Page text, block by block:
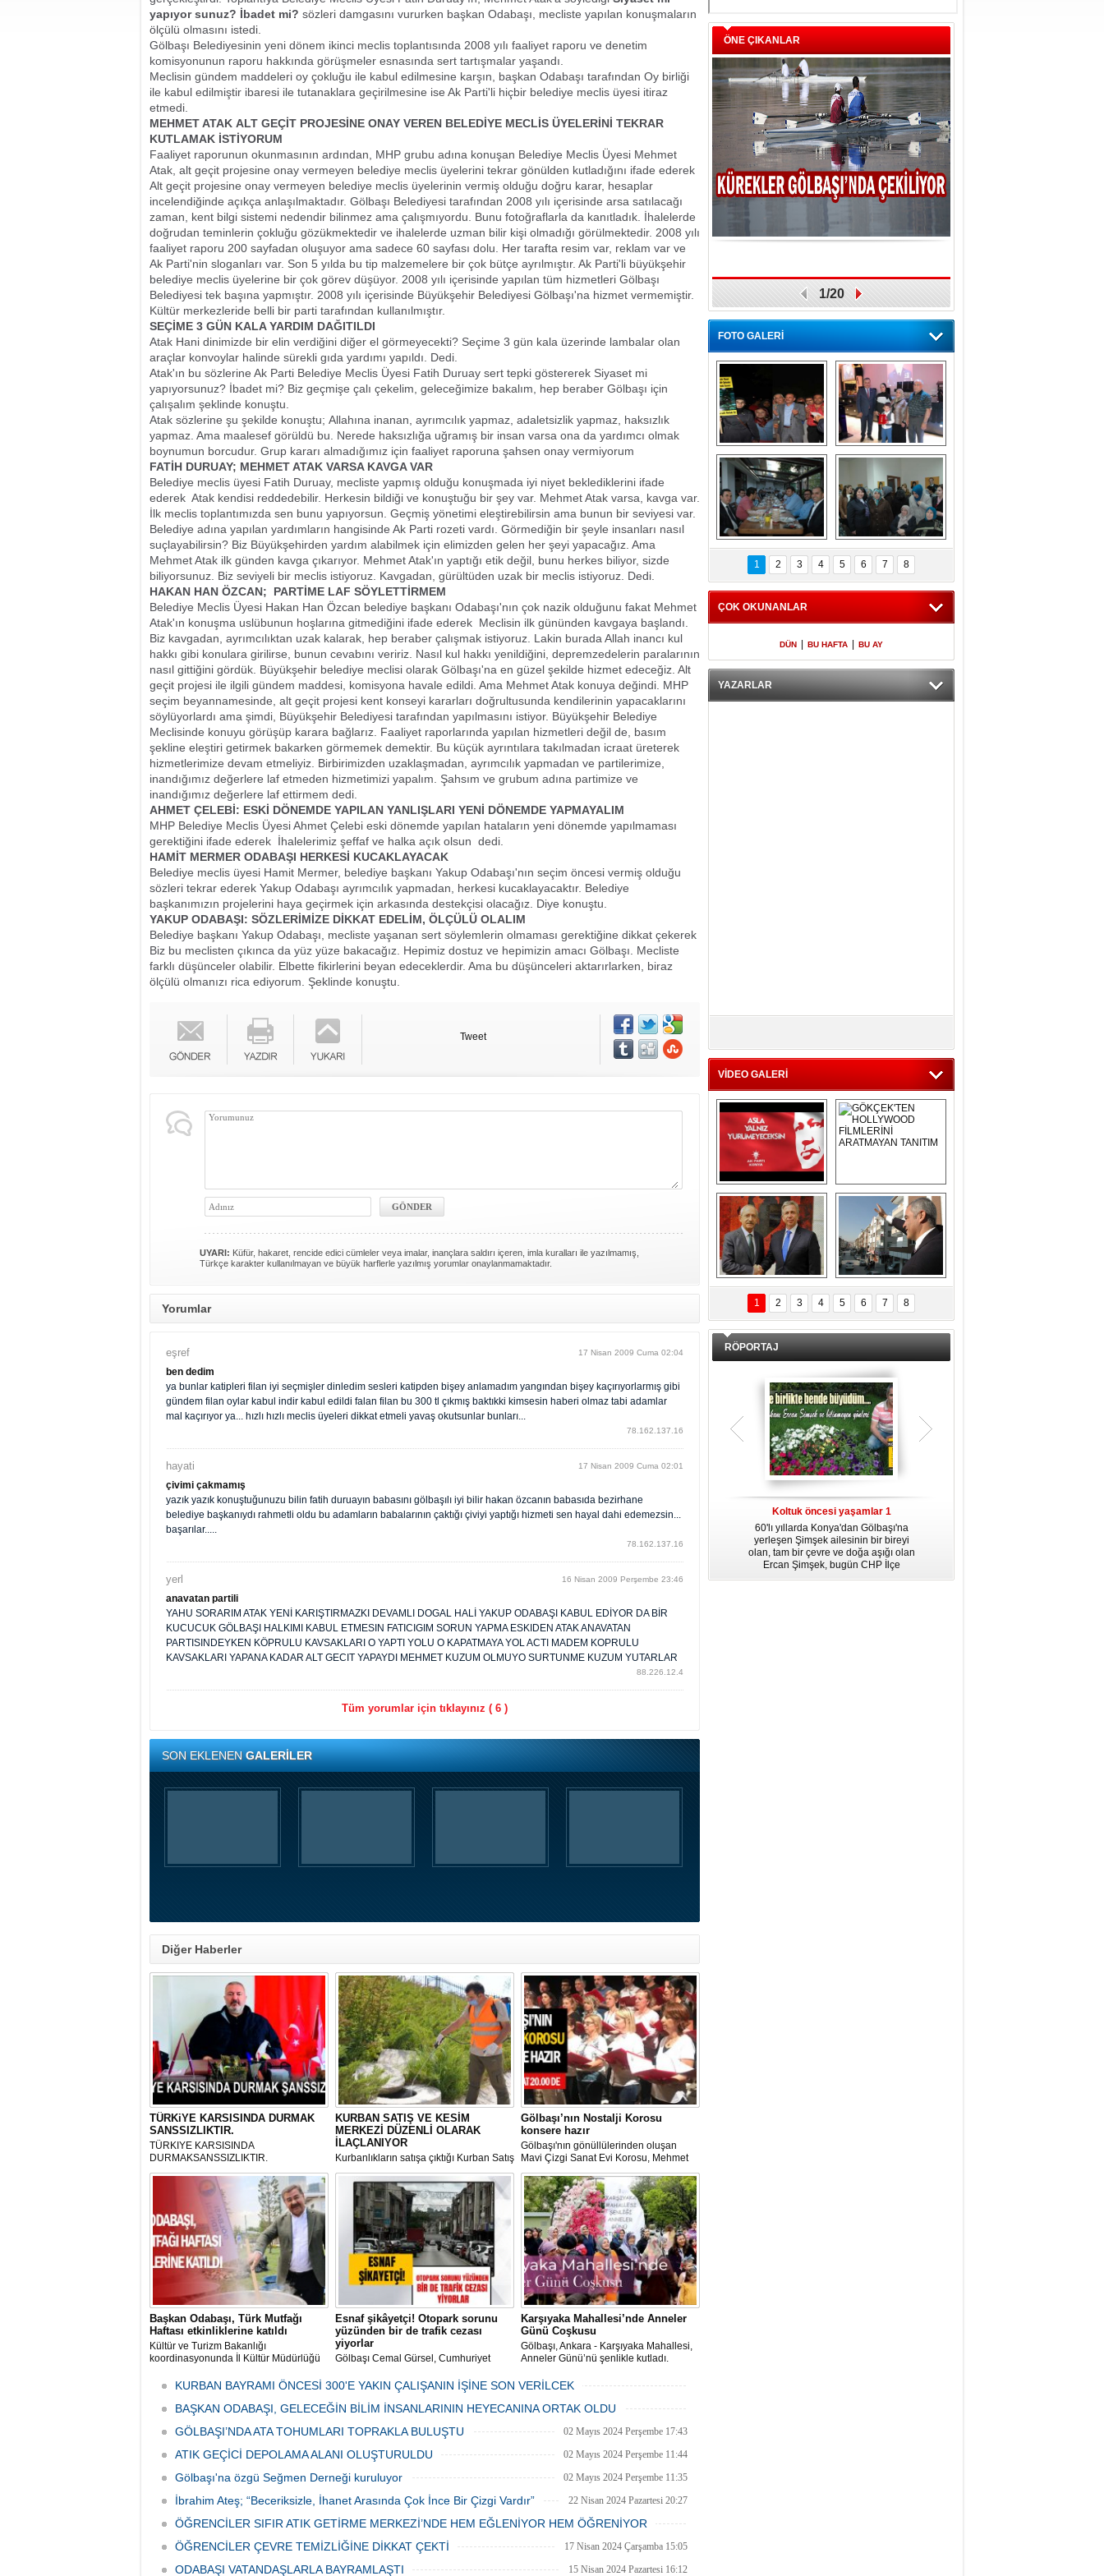
yapıyor sunuz? İbadet mi? sözleri damgasını vururken başkan Odabaşı, mecliste yapılan konuşmaların
ölçülü olmasını istedi.
Gölbaşı Belediyesinin yeni dönem ikinci meclis toplantısında 2008 yılı faaliyet raporu ve denetim
komisyonunun raporu hakkında görüşmeler esnasında sert tartışmalar yaşandı.
Meclisin gündem maddeleri oy çokluğu ile kabul edilmesine karşın, başkan Odabaşı tarafından Oy birliği
ile kabul edilmiştir ibaresi ile tutanaklara geçirilmesine ise Ak Parti'li hiçbir belediye meclis üyesi itiraz
etmedi.
MEHMET ATAK ALT GEÇİT PROJESİNE ONAY VEREN BELEDİYE MECLİS ÜYELERİNİ TEKRAR
KUTLAMAK İSTİYORUM
Faaliyet raporunun okunmasının ardından, MHP grubu adına konuşan Belediye Meclis Üyesi Mehmet
Atak, alt geçit projesine onay vermeyen belediye meclis üyelerini tekrar gönülden kutladığını ifade ederek
Alt geçit projesine onay vermeyen belediye meclis üyelerinin vermiş olduğu doğru karar, hesaplar
incelendiğinde açıkça anlaşılmaktadır. Gölbaşı Belediyesi tarafından 2008 yılı içerisinde arsa satılacağı
zaman, kent bilgi sistemi nedendir bilinmez ama çalışmıyordu. Bunu fotoğraflarla da kanıtladık. İhalelerde
doğrudan teminlerin çokluğu gözükmektedir ve ihalelerde uzman bilir kişi olmadığı görülmektedir. 2008 yılı
faaliyet raporu 200 sayfadan oluşuyor ama sadece 60 sayfası dolu. Her tarafta resim var, reklam var ve
Ak Parti'nin sloganları var. Son 5 yılda bu tip malzemelere bir çok bütçe ayrılmıştır. Ak Parti'li büyükşehir
belediye meclis üyelerine bir çok görev düşüyor. 2008 yılı içerisinde yapılan tüm hizmetleri Gölbaşı
Belediyesi tek başına yapmıştır. 2008 yılı içerisinde Büyükşehir Belediyesi Gölbaşı'na hizmet vermemiştir.
Kültür merkezleride belli bir parti tarafından kullanılmıştır.
SEÇİME 3 GÜN KALA YARDIM DAĞITILDI
Atak Hani dinimizde bir elin verdiğini diğer el görmeyecekti? Seçime 3 gün kala üzerinde lambalar olan
araçlar konvoylar halinde sürekli gıda yardımı yapıldı. Dedi.
Atak'ın bu sözlerine Ak Parti Belediye Meclis Üyesi Fatih Duruay sert tepki göstererek Siyaset mi
yapıyorsunuz? İbadet mi? Biz geçmişe çalı çekelim, geleceğimize bakalım, hep beraber Gölbaşı için
çalışalım şeklinde konuştu.
Atak sözlerine şu şekilde konuştu; Allahına inanan, ayrımcılık yapmaz, adaletsizlik yapmaz, haksızlık
yapmaz. Ama maalesef görüldü bu. Nerede haksızlığa uğramış bir insan varsa ona da yardımcı olmak
boynumun borcudur. Grup kararı almadığımız için faaliyet raporuna şahsen onay vermiyorum
FATİH DURUAY; MEHMET ATAK VARSA KAVGA VAR
Belediye meclis üyesi Fatih Duruay, mecliste yapmış olduğu konuşmada iyi niyet beklediklerini ifade
ederek  Atak kendisi reddedebilir. Herkesin bildiği ve konuştuğu bir şey var. Mehmet Atak varsa, kavga var.
İlk meclis toplantımızda sen bunu yapıyorsun. Geçmiş yönetimi eleştirebilirsin ama bunun bir seviyesi var.
Belediye adına yapılan yardımların hangisinde Ak Parti rozeti vardı. Görmediğin bir şeyle insanları nasıl
suçlayabilirsin? Biz Büyükşehirden yardım alabilmek için elimizden gelen her şeyi yapacağız. Ama
Mehmet Atak ilk günden kavga çıkarıyor. Mehmet Atak'ın yaptığı etik değil, bunu herkes biliyor, sizde
biliyorsunuz. Biz seviyeli bir meclis istiyoruz. Kavgadan, gürültüden uzak bir meclis istiyoruz. Dedi.
HAKAN HAN ÖZCAN;  PARTİME LAF SÖYLETTİRMEM
Belediye Meclis Üyesi Hakan Han Özcan belediye başkanı Odabaşı'nın çok nazik olduğunu fakat Mehmet
Atak'ın konuşma uslübunun hoşlarına gitmediğini ifade ederek  Meclisin ilk gününden kavgaya başlandı.
Biz kavgadan, ayrımcılıktan uzak kalarak, hep beraber çalışmak istiyoruz. Lakin burada Allah inancı kul
hakkı gibi konulara girilirse, bunun cevabını veririz. Nasıl kul hakkı yenildiğini, depremzedelerin paralarının
nasıl gittiğini gördük. Büyükşehir belediye meclisi olarak Gölbaşı'na en güzel şekilde hizmet edeceğiz. Alt
geçit projesi ile ilgili gündem maddesi, komisyona havale edildi. Ama Mehmet Atak konuya değindi. MHP
seçim beyannamesinde, alt geçit projesi kent konseyi kararları doğrultusunda kendilerinin yapacaklarını
söylüyorlardı ama şimdi, Büyükşehir Belediyesi tarafından yapılmasını istiyor. Büyükşehir Belediye
Meclisinde konuyu görüşüp karara bağlarız. Faaliyet raporlarında yapılan hizmetleri değil de, basım
şekline eleştiri getirmek bakarken görmemek demektir. Bu küçük ayrıntılara takılmadan icraat üreterek
hizmetlerimize devam etmeliyiz. Birbirimizden uzaklaşmadan, ayrımcılık yapmadan ve partilerimize,
inandığımız değerlere laf etmeden hizmetimizi yapalım. Şahsım ve grubum adına partimize ve
inandığımız değerlere laf ettirmem dedi.
AHMET ÇELEBİ: ESKİ DÖNEMDE YAPILAN YANLIŞLARI YENİ DÖNEMDE YAPMAYALIM
MHP Belediye Meclis Üyesi Ahmet Çelebi eski dönemde yapılan hataların yeni dönemde yapılmaması
gerektiğini ifade ederek  İhalelerimiz şeffaf ve halka açık olsun  dedi.
HAMİT MERMER ODABAŞI HERKESİ KUCAKLAYACAK
Belediye meclis üyesi Hamit Mermer, belediye başkanı Yakup Odabaşı'nın seçim öncesi vermiş olduğu
sözleri tekrar ederek Yakup Odabaşı ayrımcılık yapmadan, herkesi kucaklayacaktır. Belediye
başkanımızın projelerini haya geçirmek için arkasında destekçisi olacağız. Diye konuştu.
YAKUP ODABAŞI: SÖZLERİMİZE DİKKAT EDELİM, ÖLÇÜLÜ OLALIM
Belediye başkanı Yakup Odabaşı, mecliste yaşanan sert söylemlerin olmaması gerektiğine dikkat çekerek
Biz bu meclisten çıkınca da yüz yüze bakacağız. Hepimiz dostuz ve hepimizin amacı Gölbaşı. Mecliste
farklı düşünceler olabilir. Elbette fikirlerini beyan edeceklerdir. Ama bu düşünceleri aktarırlarken, biraz
ölçülü olmanızı rica ediyorum. Şeklinde konuştu.
Tweet
UYARI: Küfür, hakaret, rencide edici cümleler veya imalar, inançlara saldırı içeren, imla kuralları ile yazılmamış,
Türkçe karakter kullanılmayan ve büyük harflerle yazılmış yorumlar onaylanmamaktadır.
Yorumlar
eşref 17 Nisan 2009 Cuma 02:04
ben dedim
ya bunlar katipleri filan iyi seçmişler dinledim sesleri katipden bişey anlamadım yangından bişey kaçırıyorlarmış gibi
gündem filan oylar kabul indir kabul edildi falan filan bu 300 tl çıkmış baktıkki kimsesin haberi olmaz tabi adamlar
mal kaçırıyor ya... hızlı hızlı meclis üyeleri dikkat etmeli yavaş okutsunlar bunları...
78.162.137.16
hayati 17 Nisan 2009 Cuma 02:01
çivimi çakmamış
yazık yazık konuştuğunuzu bilin fatih duruayın babasını gölbaşılı iyi bilir hakan özcanın babasıda bezirhane
belediye başkanıydı rahmetli oldu bu adamların babalarının çaktığı çiviyi yaptığı hizmeti sen hayal dahi edemezsin...
başarılar.....
78.162.137.16
yerl 16 Nisan 2009 Perşembe 23:46
anavatan partili
YAHU SORARIM ATAK YENİ KARIŞTIRMAZKI DEVAMLI DOGAL HALİ YAKUP ODABAŞI KABUL EDİYOR DA BİR
KUCUCUK GÖLBAŞI HALKIMI KABUL ETMESIN FATICIGIM SORUN YAPMA ESKIDEN ATAK ANAVATAN
PARTISINDEYKEN KÖPRULU KAVSAKLARI O YAPTI YOLU O KAPATMAYA YOL ACTI MADEM KOPRULU
KAVSAKLARI YAPANA KADAR ALT GECIT YAPAYDI MEHMET KUZUM OLMUYO SURTUNME KUZUM YUTARLAR
88.226.12.4
Tüm yorumlar için tıklayınız ( 6 )
SON EKLENENGALERİLER
Diğer Haberler
TÜRKiYE KARSISINDA DURMAK
SANSSIZLIKTIR.
TÜRKIYE KARSISINDA
DURMAKSANSSIZLIKTIR.
KURBAN SATIŞ VE KESİM
MERKEZİ DÜZENLİ OLARAK
İLAÇLANIYOR
Kurbanlıkların satışa çıktığı Kurban Satış
ve Kesim Merkezi, haşere ve
mikropların önüne geçilmesi amacıyla
her gün Gölbaşı Belediyesi ekipleri
tarafından düzenli olarak ilaçlanıyor.
Gölbaşı’nın Nostalji Korosu
konsere hazır
Gölbaşı'nın gönüllülerinden oluşan
Mavi Çizgi Sanat Evi Korosu, Mehmet
Akif Ersoy Kültür Merkezi’nde vereceği
konsere hızır.
Başkan Odabaşı, Türk Mutfağı
Haftası etkinliklerine katıldı
Kültür ve Turizm Bakanlığı
koordinasyonunda İl Kültür Müdürlüğü
Haftası" etkinlikleri Ankara'da devam
Esnaf şikâyetçi! Otopark sorunu
yüzünden bir de trafik cezası
yiyorlar
Gölbaşı Cemal Gürsel, Cumhuriyet
bulunan esnaf ve alışverişe gelen
vatandaşlar park cezaları yüzünden
canından bezdi.
Karşıyaka Mahallesi’nde Anneler
Günü Coşkusu
Gölbaşı, Ankara - Karşıyaka Mahallesi,
Anneler Günü’nü şenlikle kutladı.
öncülüğünde düzenlenen 1. Karşıyaka
KURBAN BAYRAMI ÖNCESİ 300'E YAKIN ÇALIŞANIN İŞİNE SON VERİLCEK
06 Mayıs 2024 Pazartesi 15:47
BAŞKAN ODABAŞI, GELECEĞİN BİLİM İNSANLARININ HEYECANINA ORTAK OLDU
06 Mayıs 2024 Pazartesi 15:31
GÖLBAŞI’NDA ATA TOHUMLARI TOPRAKLA BULUŞTU 02 Mayıs 2024 Perşembe 17:43
ATIK GEÇİCİ DEPOLAMA ALANI OLUŞTURULDU 02 Mayıs 2024 Perşembe 11:44
Gölbaşı'na özgü Seğmen Derneği kuruluyor 02 Mayıs 2024 Perşembe 11:35
İbrahim Ateş; “Beceriksizle, İhanet Arasında Çok İnce Bir Çizgi Vardır” 22 Nisan 2024 Pazartesi 20:27
ÖĞRENCİLER SIFIR ATIK GETİRME MERKEZİ’NDE HEM EĞLENİYOR HEM ÖĞRENİYOR
20 Nisan 2024 Cumartesi 15:26
ÖĞRENCİLER ÇEVRE TEMİZLİĞİNE DİKKAT ÇEKTİ 17 Nisan 2024 Çarşamba 15:05
ODABAŞI VATANDAŞLARLA BAYRAMLAŞTI 15 Nisan 2024 Pazartesi 16:12
ÖNE ÇIKANLAR
1/20
FOTO GALERİ
Gölbaşı GAZZE
İÇİN YÜRÜDÜ
Kaymakamlıktan
iftar yemeği
Kaymakamlıktan
iftar yemeği
NERGÜL
YILDIRIM SEÇİM
BÜROSUNU AÇTI
1 2 3 4 5 6 7 8
ÇOK OKUNANLAR
DÜN BU HAFTA BU AY
YAZARLAR
VİDEO GALERİ
Asla Yalnız
Yürümeyeceksin
Uzun Adam
GÖKÇEK'TEN
HOLLYWOOD
FİLMLERİNİ
ARATMAYAN
TANITIM
DAL İÇERİ ZÜBÜK!
ERCAN ŞİMŞEK
GÖLBAŞI'NDA
KASIRGA ETKİSİ
YARATTI !
1 2 3 4 5 6 7 8
RÖPORTAJ
Koltuk öncesi yaşamlar 1
60'lı yıllarda Konya'dan Gölbaşı'na
yerleşen Şimşek ailesinin bir bireyi
olan, tam bir çevre ve doğa aşığı olan
Ercan Şimşek, bugün CHP İlçe
Başkanlığı yaptığı Gölbaşı'nda yaşam
Teşrik tekbiri nedir? Ne anlama gelir?